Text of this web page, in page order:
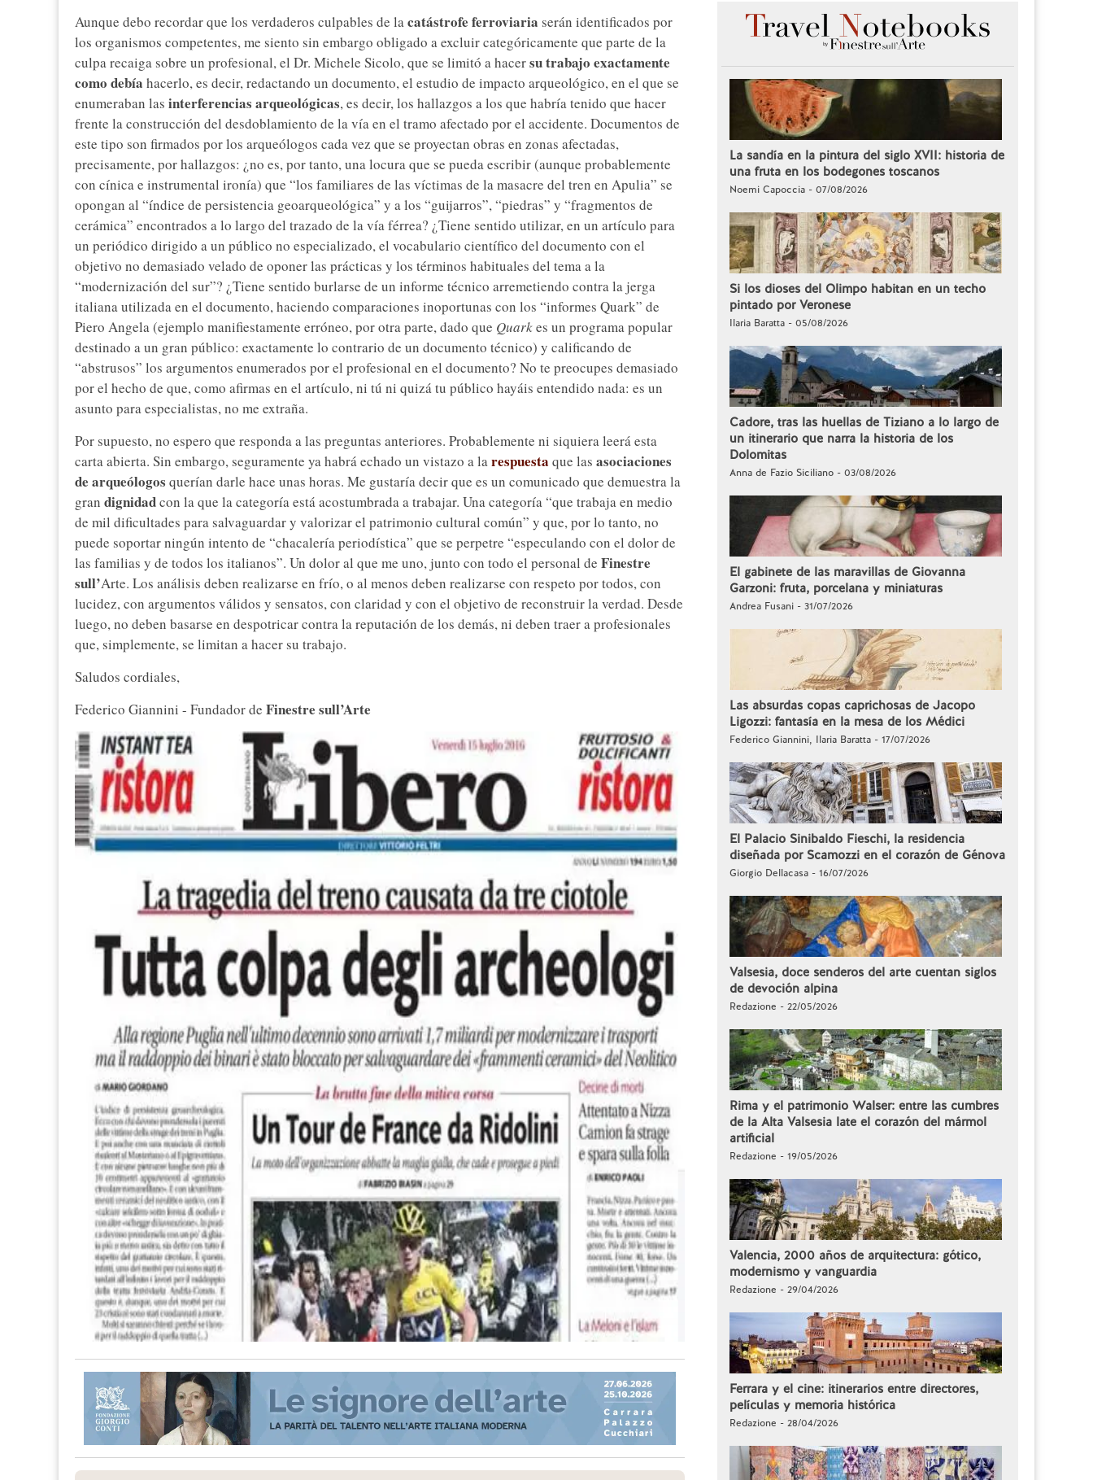
Aunque debo recordar que los verdaderos culpables de lacatástrofe ferroviaria serán identificados por
los organismos competentes, me siento sin embargo obligado a excluir categóricamente que parte de la
culpa recaiga sobre un profesional, el Dr. Michele Sicolo, que se limitó a hacersu trabajo exactamente
como debía hacerlo, es decir, redactando un documento, el estudio de impacto arqueológico, en el que se
enumeraban las interferencias arqueológicas, es decir, los hallazgos a los que habría tenido que hacer
frente la construcción del desdoblamiento de la vía en el tramo afectado por el accidente. Documentos de
este tipo son firmados por los arqueólogos cada vez que se proyectan obras en zonas afectadas,
precisamente, por hallazgos: ¿no es, por tanto, una locura que se pueda escribir (aunque probablemente
con cínica e instrumental ironía) que “los familiares de las víctimas de la masacre del tren en Apulia” se
opongan al “índice de persistencia geoarqueológica” y a los “guijarros”, “piedras” y “fragmentos de
cerámica” encontrados a lo largo del trazado de la vía férrea? ¿Tiene sentido utilizar, en un artículo para
un periódico dirigido a un público no especializado, el vocabulario científico del documento con el
objetivo no demasiado velado de oponer las prácticas y los términos habituales del tema a la
“modernización del sur”? ¿Tiene sentido burlarse de un informe técnico arremetiendo contra la jerga
italiana utilizada en el documento, haciendo comparaciones inoportunas con los “informes Quark” de
Piero Angela (ejemplo manifiestamente erróneo, por otra parte, dado que Quarkes un programa popular
destinado a un gran público: exactamente lo contrario de un documento técnico) y calificando de
“abstrusos” los argumentos enumerados por el profesional en el documento? No te preocupes demasiado
por el hecho de que, como afirmas en el artículo, ni tú ni quizá tu público hayáis entendido nada: es un
asunto para especialistas, no me extraña.
Por supuesto, no espero que responda a las preguntas anteriores. Probablemente ni siquiera leerá esta
carta abierta. Sin embargo, seguramente ya habrá echado un vistazo a larespuesta que las asociaciones
de arqueólogos querían darle hace unas horas. Me gustaría decir que es un comunicado que demuestra la
gran dignidadcon la que la categoría está acostumbrada a trabajar. Una categoría “que trabaja en medio
de mil dificultades para salvaguardar y valorizar el patrimonio cultural común” y que, por lo tanto, no
puede soportar ningún intento de “chacalería periodística” que se perpetre “especulando con el dolor de
las familias y de todos los italianos”. Un dolor al que me uno, junto con todo el personal de Finestre
sull’Arte. Los análisis deben realizarse en frío, o al menos deben realizarse con respeto por todos, con
lucidez, con argumentos válidos y sensatos, con claridad y con el objetivo de reconstruir la verdad. Desde
luego, no deben basarse en despotricar contra la reputación de los demás, ni deben traer a profesionales
que, simplemente, se limitan a hacer su trabajo.
Saludos cordiales,
Federico Giannini - Fundador de Finestre sull’Arte
La sandía en la pintura del siglo XVII: historia de
una fruta en los bodegones toscanos
Noemi Capoccia - 07/08/2026
Si los dioses del Olimpo habitan en un techo
pintado por Veronese
Ilaria Baratta - 05/08/2026
Cadore, tras las huellas de Tiziano a lo largo de
un itinerario que narra la historia de los
Dolomitas
Anna de Fazio Siciliano - 03/08/2026
El gabinete de las maravillas de Giovanna
Garzoni: fruta, porcelana y miniaturas
Andrea Fusani - 31/07/2026
Las absurdas copas caprichosas de Jacopo
Ligozzi: fantasía en la mesa de los Médici
Federico Giannini, Ilaria Baratta - 17/07/2026
El Palacio Sinibaldo Fieschi, la residencia
diseñada por Scamozzi en el corazón de Génova
Giorgio Dellacasa - 16/07/2026
Valsesia, doce senderos del arte cuentan siglos
de devoción alpina
Redazione - 22/05/2026
Rima y el patrimonio Walser: entre las cumbres
de la Alta Valsesia late el corazón del mármol
artificial
Redazione - 19/05/2026
Valencia, 2000 años de arquitectura: gótico,
modernismo y vanguardia
Redazione - 29/04/2026
Ferrara y el cine: itinerarios entre directores,
películas y memoria histórica
Redazione - 28/04/2026